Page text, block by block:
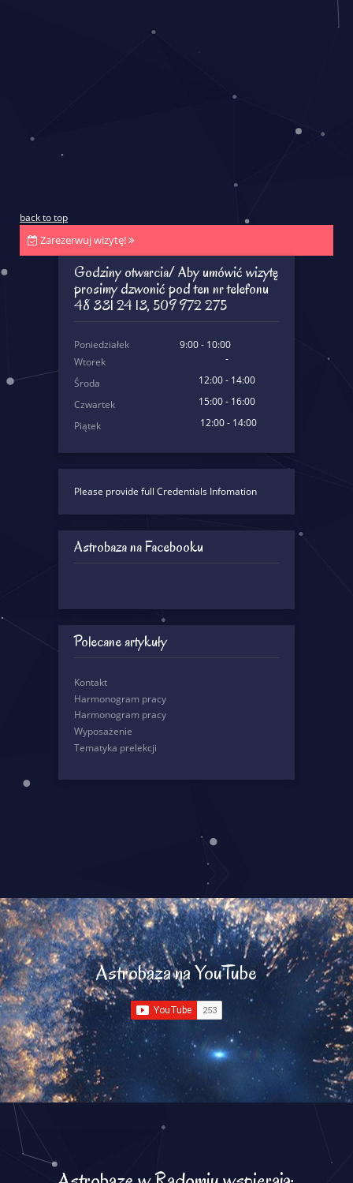
back to top
Zarezerwuj wizytę!
Godziny otwarcia/ Aby umówić wizytę
prosimy dzwonić pod ten nr telefonu
48 331 24 13, 509 972 275
Poniedziałek
9:00 - 10:00
Wtorek
-
Środa
12:00 - 14:00
Czwartek
15:00 - 16:00
Piątek
12:00 - 14:00
Please provide full Credentials Infomation
Astrobaza na Facebooku
Polecane artykuły
Kontakt
Harmonogram pracy
Harmonogram pracy
Wyposażenie
Tematyka prelekcji
Astrobaza na YouTube